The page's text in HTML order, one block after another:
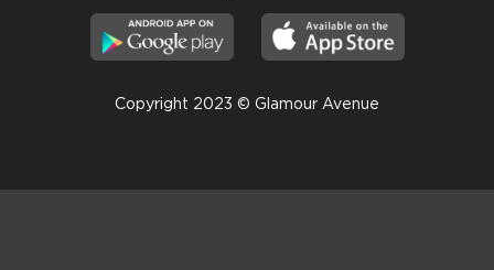
Copyright 2023 © Glamour Avenue